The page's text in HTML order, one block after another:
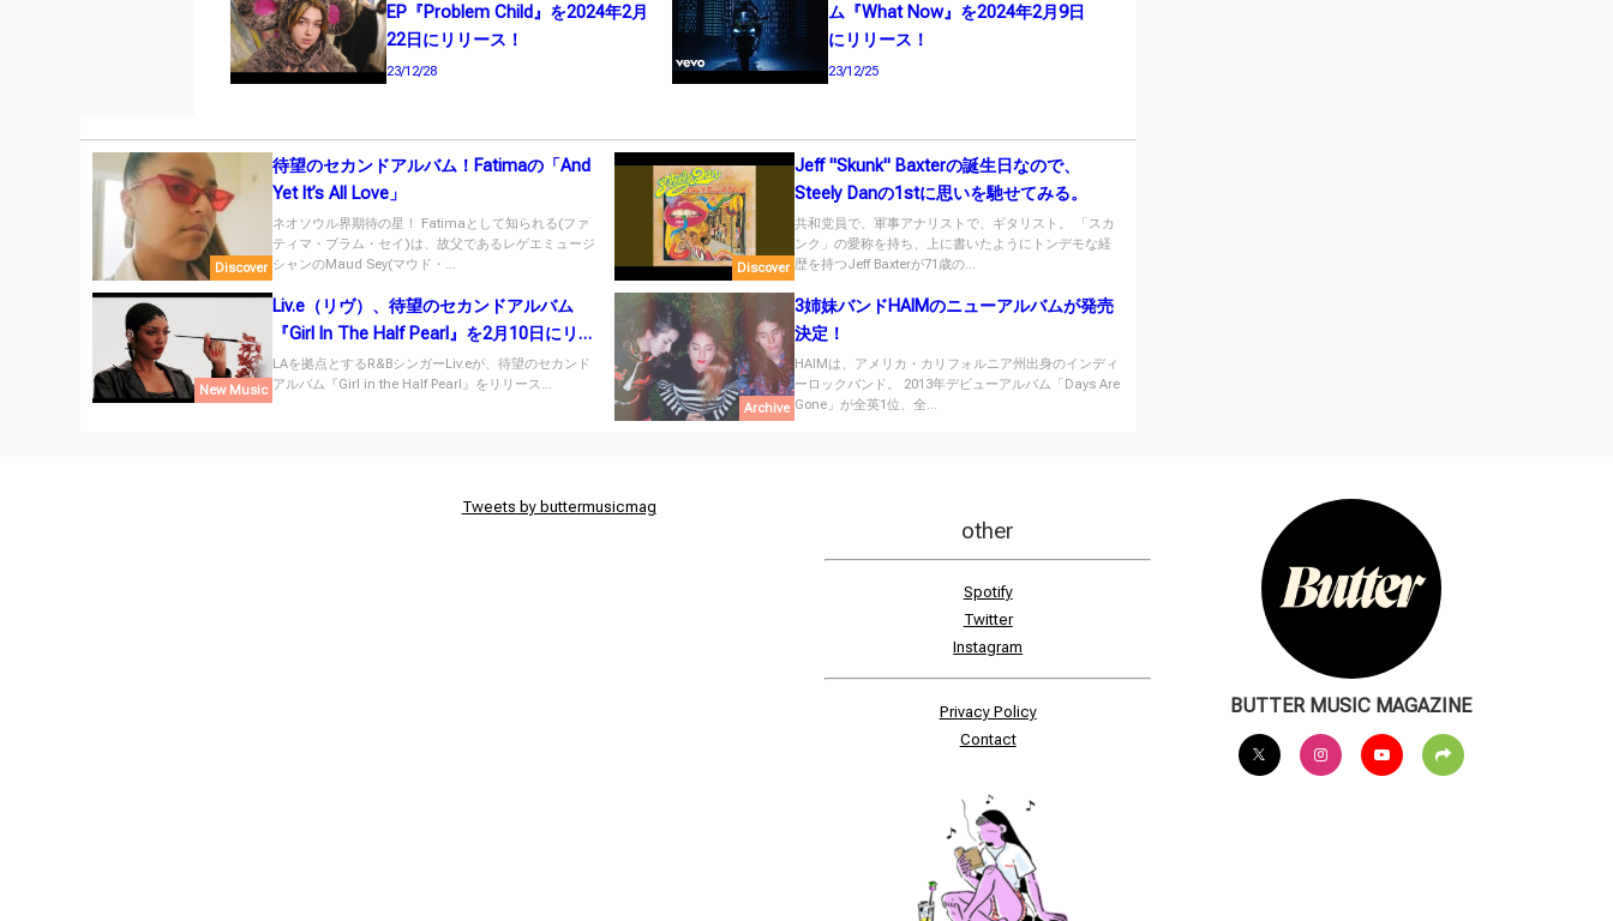
EP『Problem Child』を2024年2月
22日にリリース！
23/12/28
ム『What Now』を2024年2月9日
にリリース！
23/12/25
Discover
待望のセカンドアルバム！Fatimaの「And
Yet It’s All Love」
ネオソウル界期待の星！ Fatimaとして知られる(ファ
ティマ・ブラム・セイ)は、故父であるレゲエミュージ
シャンのMaud Sey(マウド・...
Discover
Jeff "Skunk" Baxterの誕生日なので、
Steely Danの1stに思いを馳せてみる。
共和党員で、軍事アナリストで、ギタリスト。 「スカ
ンク」の愛称を持ち、上に書いたようにトンデモな経
歴を持つJeff Baxterが71歳の...
New Music
Liv.e（リヴ）、待望のセカンドアルバム
『Girl In The Half Pearl』を2月10日にリリ
ース！
LAを拠点とするR&BシンガーLiv.eが、待望のセカンド
アルバム『Girl in the Half Pearl』をリリース...
Archive
3姉妹バンドHAIMのニューアルバムが発売
決定！
HAIMは、アメリカ・カリフォルニア州出身のインディ
ーロックバンド。 2013年デビューアルバム「Days Are
Gone」が全英1位、全...
Tweets by buttermusicmag
other
Spotify
Twitter
Instagram
Privacy Policy
Contact
BUTTER MUSIC MAGAZINE